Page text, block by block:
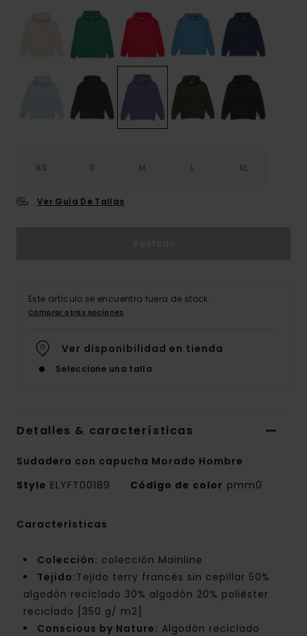
XS S M L XL
Ver Guía De Tallas
Este artículo se encuentra fuera de stock.
Comprar otras opciones
Ver disponibilidad en tienda
Seleccione una talla
Detalles & características
Sudadera con capucha Morado Hombre
Style ELYFT00189 Código de color pmm0
Características
Colección: colección Mainline
Tejido:Tejido terry francés sin cepillar 50%
algodón reciclado 30% algodón 20% poliéster
reciclado [350 g/ m2]
Conscious by Nature: Algodón reciclado